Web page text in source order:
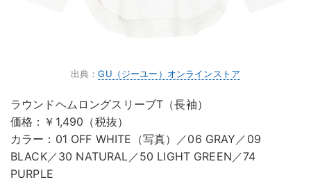
出典：GU（ジーユー）オンラインストア
ラウンドヘムロングスリーブT（長袖）
価格：￥1,490（税抜）
カラー：01 OFF WHITE（写真）／06 GRAY／09
BLACK／30 NATURAL／50 LIGHT GREEN／74
PURPLE